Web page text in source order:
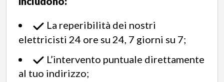
La reperibilità dei nostri
elettricisti 24 ore su 24, 7 giorni su 7;
L’intervento puntuale direttamente
al tuo indirizzo;